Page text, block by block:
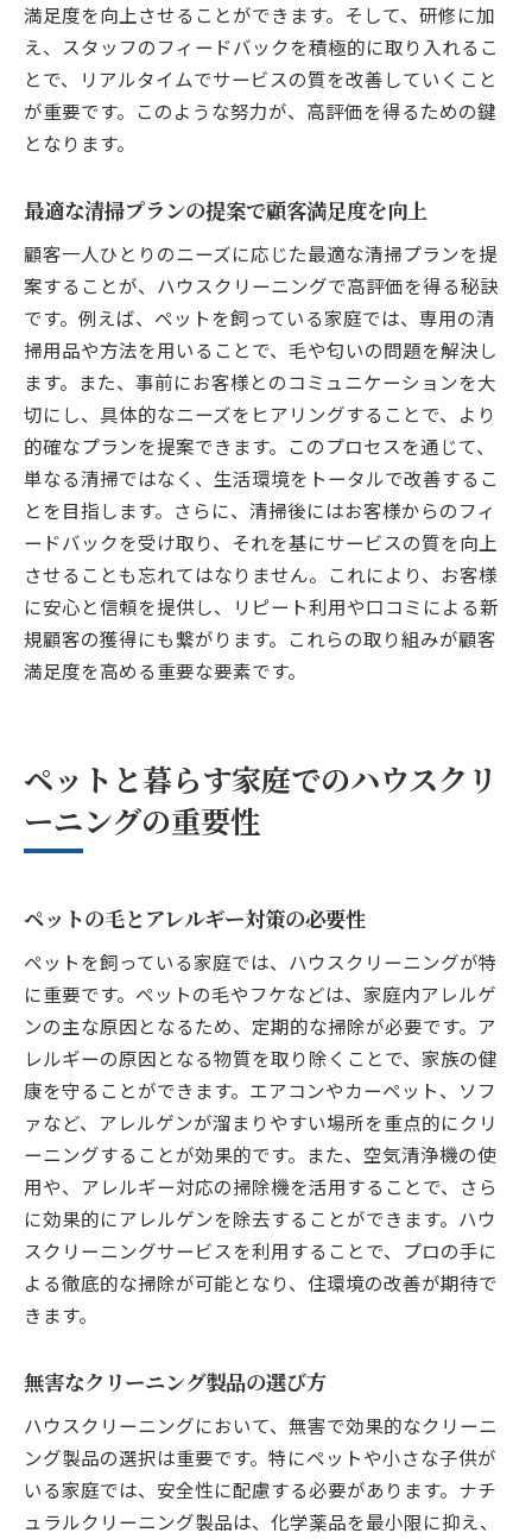
満足度を向上させることができます。そして、研修に加
え、スタッフのフィードバックを積極的に取り入れるこ
とで、リアルタイムでサービスの質を改善していくこと
が重要です。このような努力が、高評価を得るための鍵
となります。
最適な清掃プランの提案で顧客満足度を向上
顧客一人ひとりのニーズに応じた最適な清掃プランを提
案することが、ハウスクリーニングで高評価を得る秘訣
です。例えば、ペットを飼っている家庭では、専用の清
掃用品や方法を用いることで、毛や匂いの問題を解決し
ます。また、事前にお客様とのコミュニケーションを大
切にし、具体的なニーズをヒアリングすることで、より
的確なプランを提案できます。このプロセスを通じて、
単なる清掃ではなく、生活環境をトータルで改善するこ
とを目指します。さらに、清掃後にはお客様からのフィ
ードバックを受け取り、それを基にサービスの質を向上
させることも忘れてはなりません。これにより、お客様
に安心と信頼を提供し、リピート利用や口コミによる新
規顧客の獲得にも繋がります。これらの取り組みが顧客
満足度を高める重要な要素です。
ペットと暮らす家庭でのハウスクリ
ーニングの重要性
ペットの毛とアレルギー対策の必要性
ペットを飼っている家庭では、ハウスクリーニングが特
に重要です。ペットの毛やフケなどは、家庭内アレルゲ
ンの主な原因となるため、定期的な掃除が必要です。ア
レルギーの原因となる物質を取り除くことで、家族の健
康を守ることができます。エアコンやカーペット、ソフ
ァなど、アレルゲンが溜まりやすい場所を重点的にクリ
ーニングすることが効果的です。また、空気清浄機の使
用や、アレルギー対応の掃除機を活用することで、さら
に効果的にアレルゲンを除去することができます。ハウ
スクリーニングサービスを利用することで、プロの手に
よる徹底的な掃除が可能となり、住環境の改善が期待で
きます。
無害なクリーニング製品の選び方
ハウスクリーニングにおいて、無害で効果的なクリーニ
ング製品の選択は重要です。特にペットや小さな子供が
いる家庭では、安全性に配慮する必要があります。ナチ
ュラルクリーニング製品は、化学薬品を最小限に抑え、